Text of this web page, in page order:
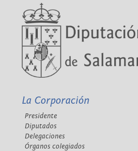
La Corporación
Presidente
Diputados
Delegaciones
Órganos colegiados